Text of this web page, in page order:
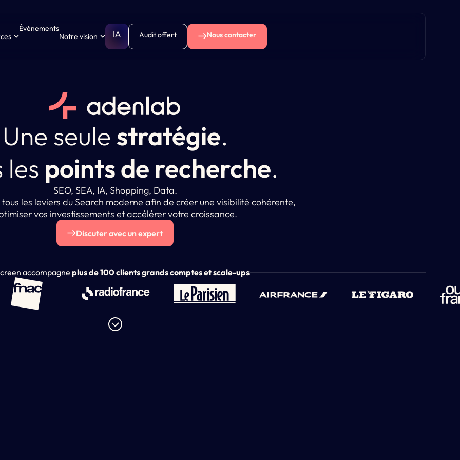
Événements
Notre vision
IA Audit offert Nous contacter
Une seule stratégie.
les points de recherche.
SEO, SEA, IA, Shopping, Data.
tous les leviers du Search moderne afin de créer une visibilité cohérente,
vos investissements et accélérer votre croissance.
Discuter avec un expert
accompagne plus de 100 clients grands comptes et scale-ups